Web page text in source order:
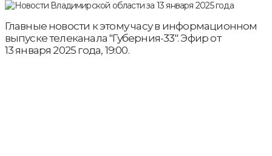
Главные новости к этому часу в информационном
выпуске телеканала "Губерния-33". Эфир от
13 января 2025 года, 19:00.